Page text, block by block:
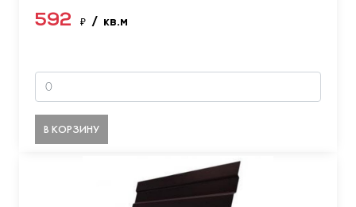
592 ₽ / кв.м
В КОРЗИНУ